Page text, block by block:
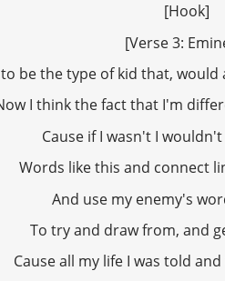
[Hook]
[Verse 3:
be the type of kid that, would
I think the fact that I'm
Cause if I wasn't I
Words like this and connect
And use my enemy's
To try and draw from, and
Cause all my life I was told